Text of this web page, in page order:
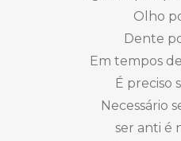
Olho
Dente
Em tempos
É preciso
Necessário
ser anti é